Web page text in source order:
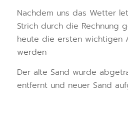
Nachdem uns das Wetter
Strich durch die Rechnung
heute die ersten wichtigen
werden:
Der alte Sand wurde
entfernt und neuer Sand